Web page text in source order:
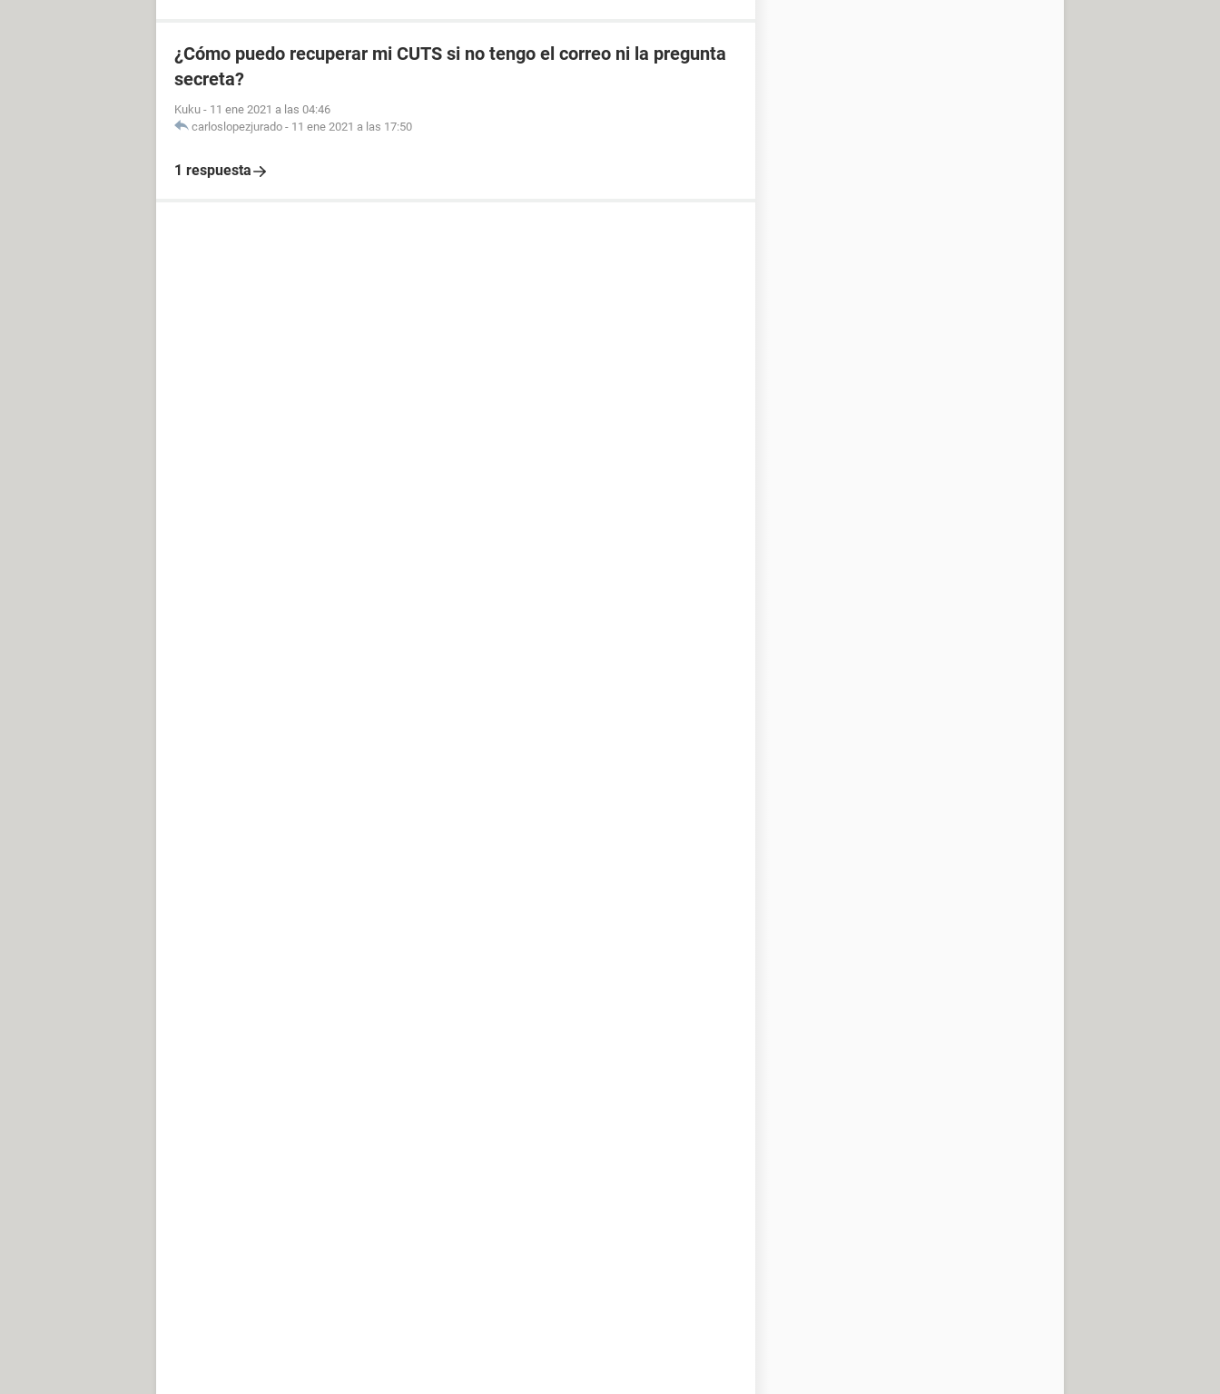
¿Cómo puedo recuperar mi CUTS si no tengo el correo ni la pregunta
secreta?
Kuku - 11 ene 2021 a las 04:46
carloslopezjurado - 11 ene 2021 a las 17:50
1 respuesta